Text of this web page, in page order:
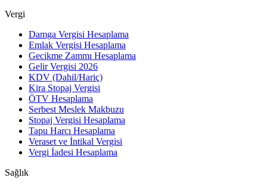
Vergi
Damga Vergisi Hesaplama
Emlak Vergisi Hesaplama
Gecikme Zammı Hesaplama
Gelir Vergisi 2026
KDV (Dahil/Hariç)
Kira Stopaj Vergisi
ÖTV Hesaplama
Serbest Meslek Makbuzu
Stopaj Vergisi Hesaplama
Tapu Harcı Hesaplama
Veraset ve İntikal Vergisi
Vergi İadesi Hesaplama
Sağlık